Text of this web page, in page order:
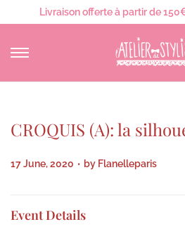
Livraison offerte à partir de
CROQUIS (A): la
P
t
17 June, 2020 . by Flanelleparis
Event Details